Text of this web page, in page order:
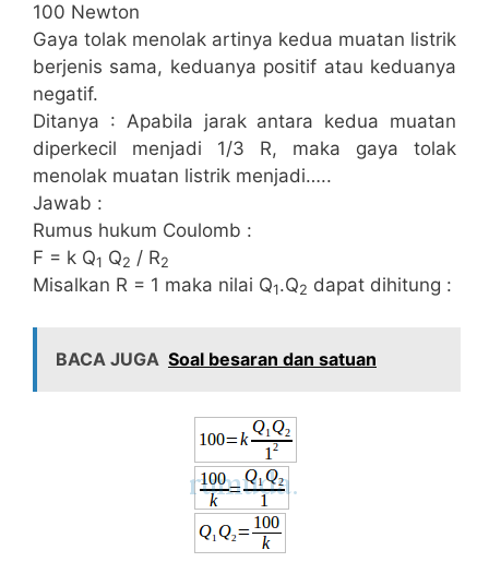
100 Newton
Gaya tolak menolak artinya kedua muatan listrik
berjenis sama, keduanya positif atau keduanya
negatif.
Ditanya : Apabila jarak antara kedua muatan
diperkecil menjadi 1/3 R, maka gaya tolak
menolak muatan listrik menjadi…..
Jawab :
Rumus hukum Coulomb :
F = k Q1 Q2 / R2
Misalkan R = 1 maka nilai Q1.Q2 dapat dihitung :
BACA JUGA Soal besaran dan satuan